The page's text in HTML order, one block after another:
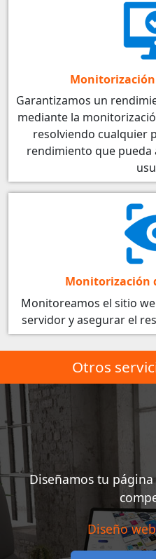
Garantizamos un
mediante la
resolviendo cualquier
rendimiento que pueda
Monitorización
Monitoreamos el sitio
servidor y asegurar el
Otros
Diseñamos tu
Diseño